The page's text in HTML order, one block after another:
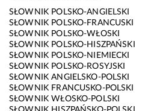
SŁOWNIK POLSKO-ANGIELSKI
SŁOWNIK POLSKO-FRANCUSKI
SŁOWNIK POLSKO-WŁOSKI
SŁOWNIK POLSKO-HISZPAŃSKI
SŁOWNIK POLSKO-NIEMIECKI
SŁOWNIK POLSKO-ROSYJSKI
SŁOWNIK ANGIELSKO-POLSKI
SŁOWNIK FRANCUSKO-POLSKI
SŁOWNIK WŁOSKO-POLSKI